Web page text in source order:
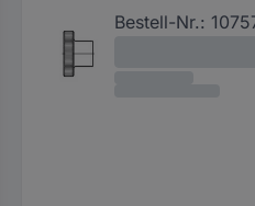
Bestell-Nr.: